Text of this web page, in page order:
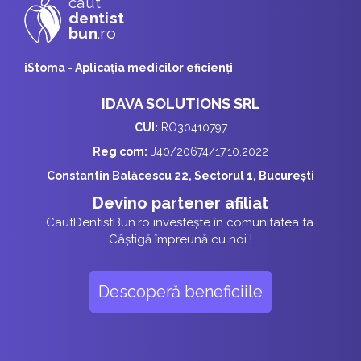
dentist
bun.ro
iStoma - Aplicaţia medicilor eficienţi
IDAVA SOLUTIONS SRL
CUI: RO30410797
Reg com: J40/20674/17.10.2022
Constantin Balăcescu 22, Sectorul 1, București
Devino partener afiliat
CautDentistBun.ro investește în comunitatea ta.
Câștigă împreună cu noi !
Descoperă beneficiile